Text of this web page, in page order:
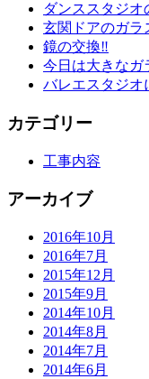
ダンススタジオ
玄関ドアのガラ
鏡の交換‼︎
今日は大きなガ
バレエスタジオ
カテゴリー
工事内容
アーカイブ
2016年10月
2016年7月
2015年12月
2015年9月
2014年10月
2014年8月
2014年7月
2014年6月